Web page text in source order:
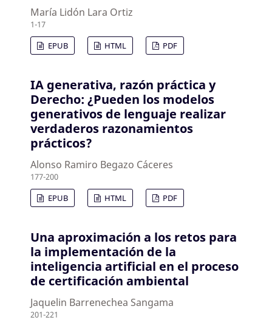
María Lidón Lara Ortiz
1-17
EPUB
HTML PDF
IA generativa, razón práctica y
Derecho: ¿Pueden los modelos
generativos de lenguaje realizar
verdaderos razonamientos
prácticos?
Alonso Ramiro Begazo Cáceres
177-200
EPUB
HTML PDF
Una aproximación a los retos para
la implementación de la
inteligencia artificial en el proceso
de certificación ambiental
Jaquelin Barrenechea Sangama
201-221